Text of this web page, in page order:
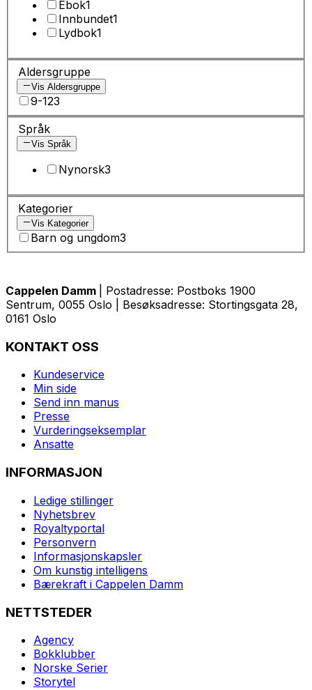
Ebok1
Innbundet1
Lydbok1
Aldersgruppe
Vis Aldersgruppe
9-123
Språk
Vis Språk
Nynorsk3
Kategorier
Vis Kategorier
Barn og ungdom3
Cappelen Damm
| Postadresse: Postboks 1900
Sentrum, 0055 Oslo | Besøksadresse: Stortingsgata 28,
0161 Oslo
KONTAKT OSS
Kundeservice
Min side
Send inn manus
Presse
Vurderingseksemplar
Ansatte
INFORMASJON
Ledige stillinger
Nyhetsbrev
Royaltyportal
Personvern
Informasjonskapsler
Om kunstig intelligens
Bærekraft i Cappelen Damm
NETTSTEDER
Agency
Bokklubber
Norske Serier
Storytel